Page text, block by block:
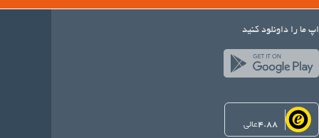
اپ ما را داونلود کنید
4.88عالی